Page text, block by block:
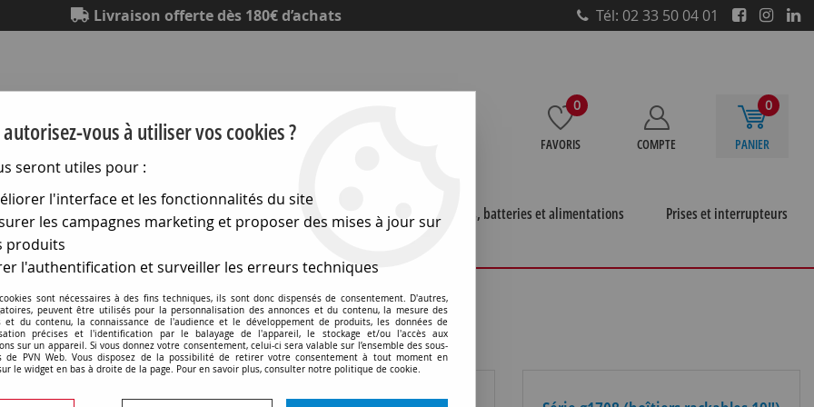
Livraison offerte dès 180€ d’achats Tél: 02 33 50 04 01
0
FAVORIS COMPTE
0
PANIER
Eclairage Matériel électrique Outillage Piles, batteries et alimentations
Prises et interrupteurs
Coffrets - serie g
(coffrets etanches en
vous à utiliser vos cookies ?
seront utiles pour :
l'interface et les fonctionnalités du site
les campagnes marketing et proposer des mises à jour sur
produits
l'authentification et surveiller les erreurs techniques
sont nécessaires à des fins techniques, ils sont donc dispensés de consentement. D'autres,
peuvent être utilisés pour la personnalisation des annonces et du contenu, la mesure des
et du contenu, la connaissance de l'audience et le développement de produits, les données de
précises et l'identification par le balayage de l'appareil, le stockage et/ou l'accès aux
sur un appareil. Si vous donnez votre consentement, celui-ci sera valable sur l’ensemble des sous-
de PVN Web. Vous disposez de la possibilité de retirer votre consentement à tout moment en
le widget en bas à droite de la page. Pour en savoir plus, consulter notre politique de cookie.